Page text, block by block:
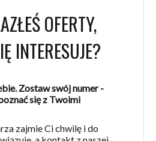
OFERTY,
INTERESUJE?
Zostaw swój numer -
się z Twoimi
zajmie Ci chwilę i do